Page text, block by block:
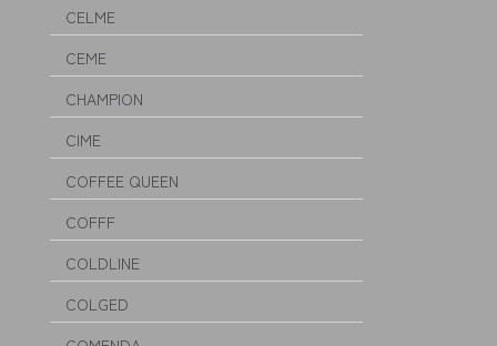
CELME
CEME
CHAMPION
CIME
COFFEE QUEEN
COFFF
COLDLINE
COLGED